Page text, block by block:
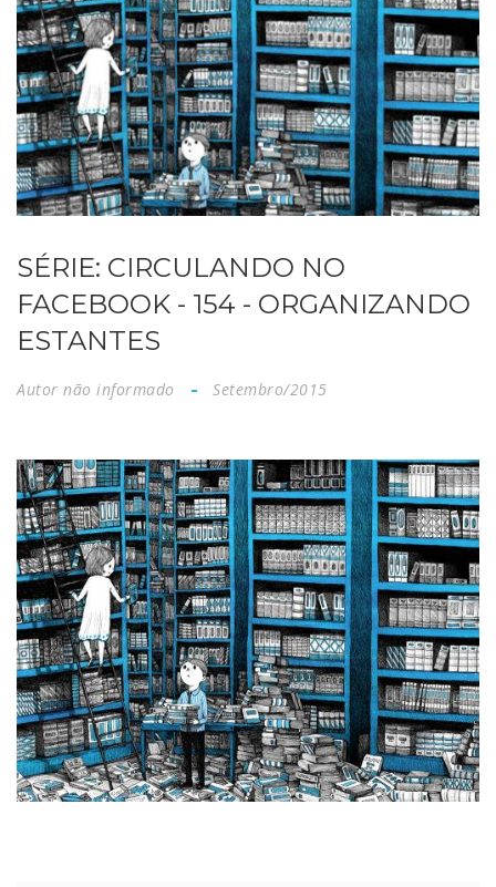
SÉRIE: CIRCULANDO NO
FACEBOOK - 154 - ORGANIZANDO
ESTANTES
Autor não informado Setembro/2015